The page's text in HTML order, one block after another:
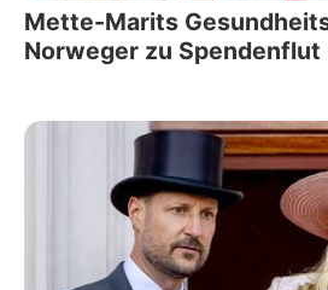
Mette-Marits
Norweger zu Spendenflut